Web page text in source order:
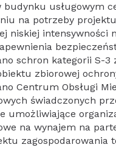
budynku usługowym
na potrzeby
niskiej intensywności
schron kategorii S-
zbiorowej
Centrum Obsługi
świadczonych
umożliwiające
na wynajem na
zagospodarowania